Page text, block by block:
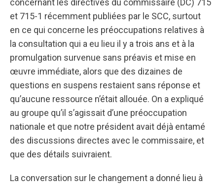
concernant les directives du commissaire (DC) 715
et 715-1 récemment publiées par le SCC, surtout
en ce qui concerne les préoccupations relatives à
la consultation qui a eu lieu il y a trois ans et à la
promulgation survenue sans préavis et mise en
œuvre immédiate, alors que des dizaines de
questions en suspens restaient sans réponse et
qu’aucune ressource n’était allouée. On a expliqué
au groupe qu’il s’agissait d’une préoccupation
nationale et que notre président avait déjà entamé
des discussions directes avec le commissaire, et
que des détails suivraient.
La conversation sur le changement a donné lieu à